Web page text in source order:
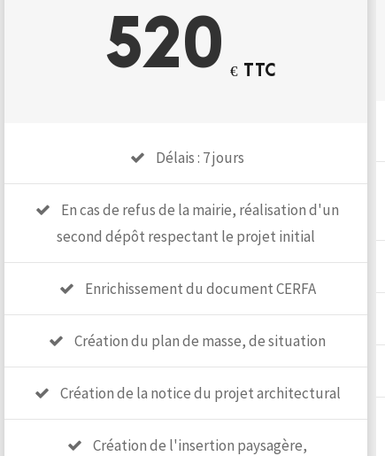
520 € TTC
Délais : 7 jours
En cas de refus de la mairie, réalisation d'un
second dépôt respectant le projet initial
Enrichissement du document CERFA
Création du plan de masse, de situation
Création de la notice du projet architectural
Création de l'insertion paysagère,